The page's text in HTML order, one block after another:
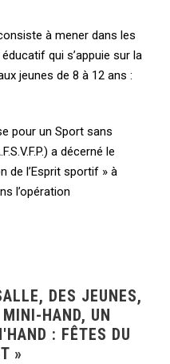
à mener dans les
qui s’appuie sur la
jeunes de 8 à 12 ans :
pour un Sport sans
a décerné le
de l’Esprit sportif » à
l’opération
DES JEUNES,
HAND, UN
: FÊTES DU
»